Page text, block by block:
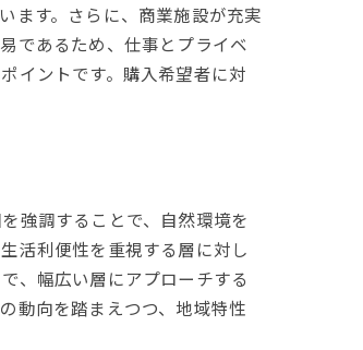
ます。さらに、商業施設が充実
であるため、仕事とプライベ
イントです。購入希望者に対
強調することで、自然環境を
活利便性を重視する層に対し
、幅広い層にアプローチする
動向を踏まえつつ、地域特性